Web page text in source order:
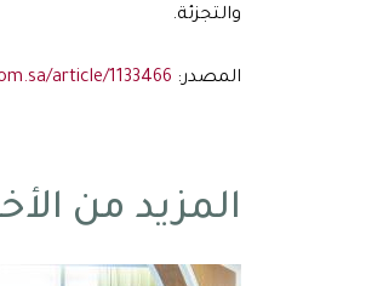
والتجزئة.
المصدر: article/1133466
المزيد من